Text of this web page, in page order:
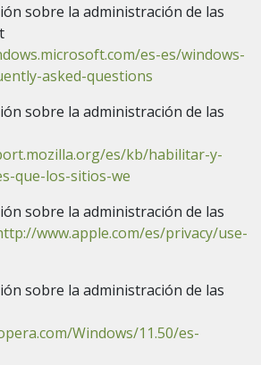
sobre la administración de las
es-es/windows-
asked-questions
sobre la administración de las
es/kb/habilitar-y-
que-los-sitios-we
sobre la administración de las
www.apple.com/es/privacy/use-
sobre la administración de las
Windows/11.50/es-